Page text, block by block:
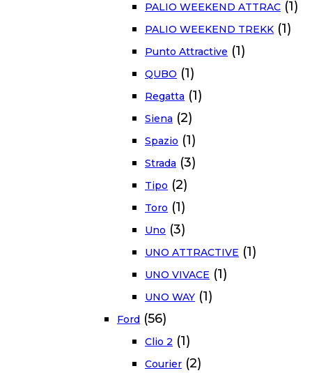
PALIO WEEKEND ATTRAC (1)
PALIO WEEKEND TREKK (1)
Punto Attractive (1)
QUBO (1)
Regatta (1)
Siena (2)
Spazio (1)
Strada (3)
Tipo (2)
Toro (1)
Uno (3)
UNO ATTRACTIVE (1)
UNO VIVACE (1)
UNO WAY (1)
Ford (56)
Clio 2 (1)
Courier (2)